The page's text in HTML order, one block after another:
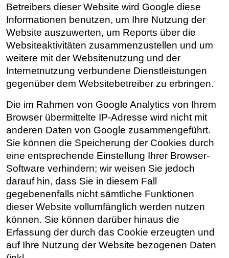
Betreibers dieser Website wird Google diese
Informationen benutzen, um Ihre Nutzung der
Website auszuwerten, um Reports über die
Websiteaktivitäten zusammenzustellen und um
weitere mit der Websitenutzung und der
Internetnutzung verbundene Dienstleistungen
gegenüber dem Websitebetreiber zu erbringen.
Die im Rahmen von Google Analytics von Ihrem
Browser übermittelte IP-Adresse wird nicht mit
anderen Daten von Google zusammengeführt.
Sie können die Speicherung der Cookies durch
eine entsprechende Einstellung Ihrer Browser-
Software verhindern; wir weisen Sie jedoch
darauf hin, dass Sie in diesem Fall
gegebenenfalls nicht sämtliche Funktionen
dieser Website vollumfänglich werden nutzen
können. Sie können darüber hinaus die
Erfassung der durch das Cookie erzeugten und
auf Ihre Nutzung der Website bezogenen Daten